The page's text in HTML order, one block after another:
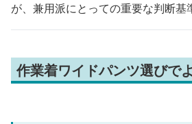
が、兼用派にとっての重要な判断基
作業着ワイドパンツ選びで